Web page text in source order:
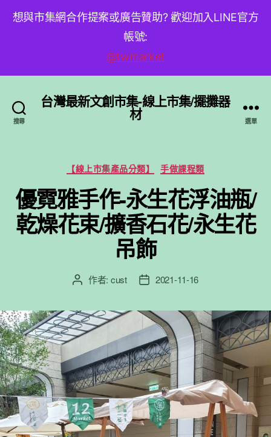
想與市集網合作提案或廣告贊助? 歡迎加入LINE官方
帳號:
@twmarket
搜尋
台灣最新文創市集-線上市集/擺攤器
材 選單
分
類
【線上市集產品分類】 手做課程類
優霓雅手作-永生花浮油瓶/
乾燥花束/擴香石花/永生花
吊飾
文
者
作者: cust
文
佈
期
2021-11-16